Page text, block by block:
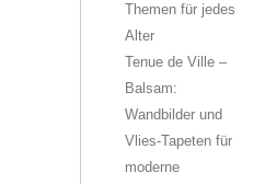
Themen für jedes
Alter
Tenue de Ville –
Balsam:
Wandbilder und
Vlies-Tapeten für
moderne